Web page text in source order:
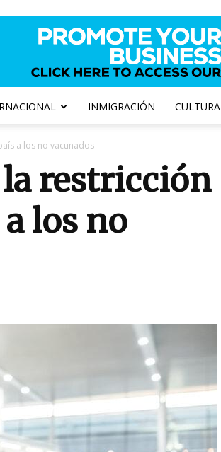
INMIGRACIÓN CULTURA
a los no vacunados
la restricción
los no